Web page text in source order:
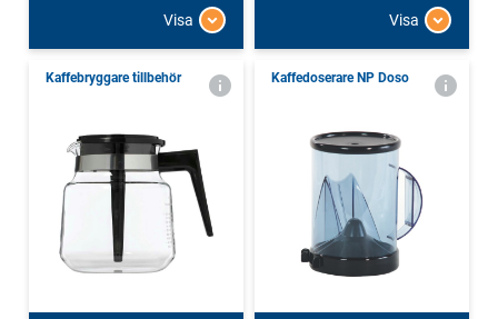
Visa Visa
Kaffebryggare tillbehör Kaffedoserare NP Doso